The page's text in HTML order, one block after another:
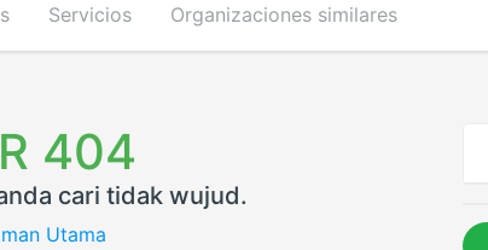
Servicios Organizaciones similares
404
cari tidak wujud.
Utama